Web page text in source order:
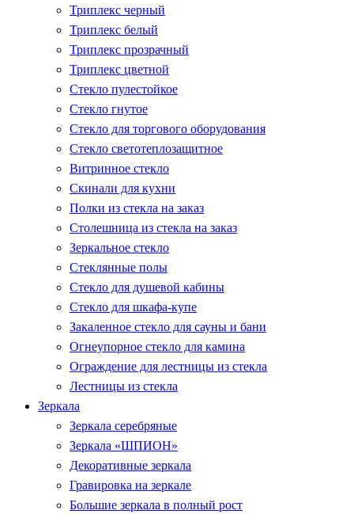
Триплекс черный
Триплекс белый
Триплекс прозрачный
Триплекс цветной
Стекло пулестойкое
Стекло гнутое
Стекло для торгового оборудования
Стекло светотеплозащитное
Витринное стекло
Скинали для кухни
Полки из стекла на заказ
Столешница из стекла на заказ
Зеркальное стекло
Стеклянные полы
Стекло для душевой кабины
Стекло для шкафа-купе
Закаленное стекло для сауны и бани
Огнеупорное стекло для камина
Ограждение для лестницы из стекла
Лестницы из стекла
Зеркала
Зеркала серебряные
Зеркала «ШПИОН»
Декоративные зеркала
Гравировка на зеркале
Большие зеркала в полный рост